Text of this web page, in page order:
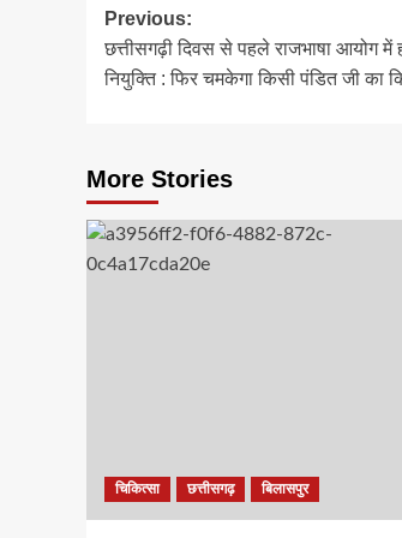
Post
navigation
Previous:
छत्तीसगढ़ी दिवस से पहले राजभाषा आयोग में
नियुक्ति : फिर चमकेगा किसी पंडित जी का
More Stories
चिकित्सा छत्तीसगढ़ बिलासपुर